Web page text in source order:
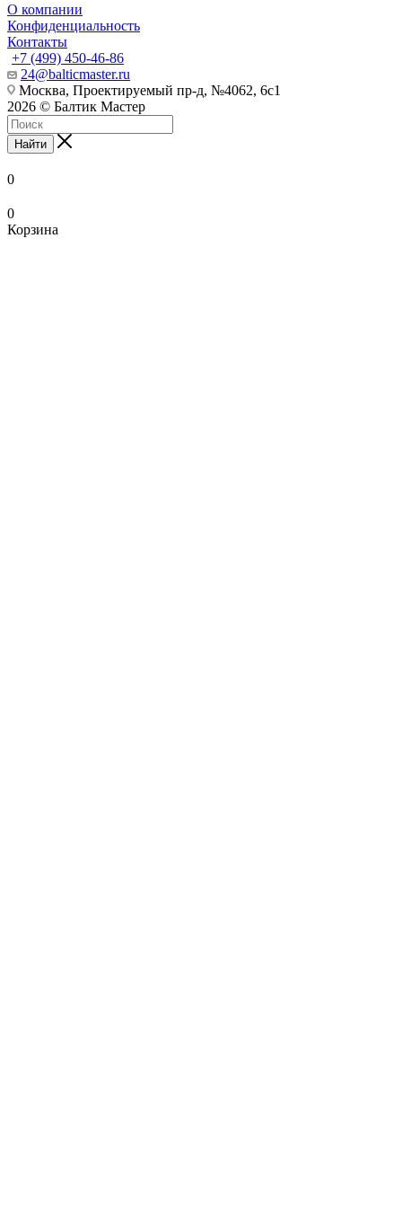
О компании
Конфиденциальность
Контакты
+7 (499) 450-46-86
24@balticmaster.ru
Москва, Проектируемый пр-д, №4062, 6с1
2026 © Балтик Мастер
Найти
0
0
Корзина